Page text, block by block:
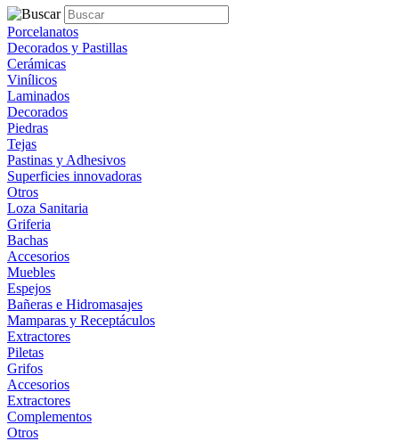
Porcelanatos
Decorados y Pastillas
Cerámicas
Vinílicos
Laminados
Decorados
Piedras
Tejas
Pastinas y Adhesivos
Superficies innovadoras
Otros
Loza Sanitaria
Griferia
Bachas
Accesorios
Muebles
Espejos
Bañeras e Hidromasajes
Mamparas y Receptáculos
Extractores
Piletas
Grifos
Accesorios
Extractores
Complementos
Otros